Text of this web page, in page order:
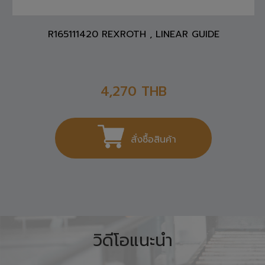
R165111420 REXROTH , LINEAR GUIDE
4,270 THB
สั่งซื้อสินค้า
วิดีโอแนะนำ